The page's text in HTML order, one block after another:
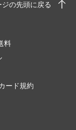
の先頭に戻る
料
ード規約